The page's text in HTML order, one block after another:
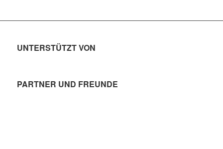
UNTERSTÜTZT VON
PARTNER UND FREUNDE